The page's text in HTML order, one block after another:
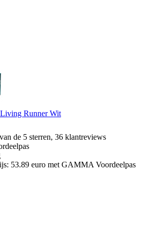
Runner Wit
de 5 sterren, 36 klantreviews
53.89 euro met GAMMA Voordeelpas